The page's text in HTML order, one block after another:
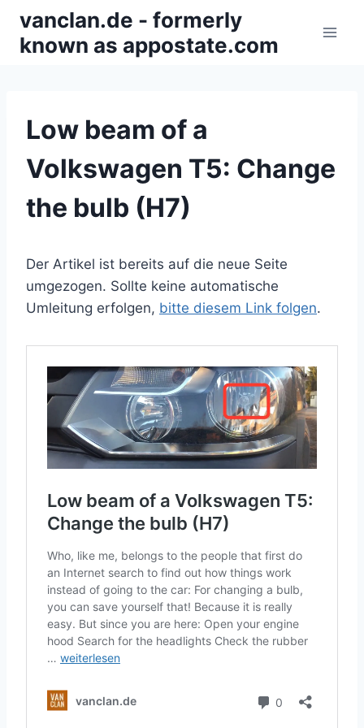
Inhalt
springen
vanclan.de - formerly
known as appostate.com
Low beam of a
Volkswagen T5: Change
the bulb (H7)
Der Artikel ist bereits auf die neue Seite
umgezogen. Sollte keine automatische
Umleitung erfolgen, bitte diesem Link folgen.